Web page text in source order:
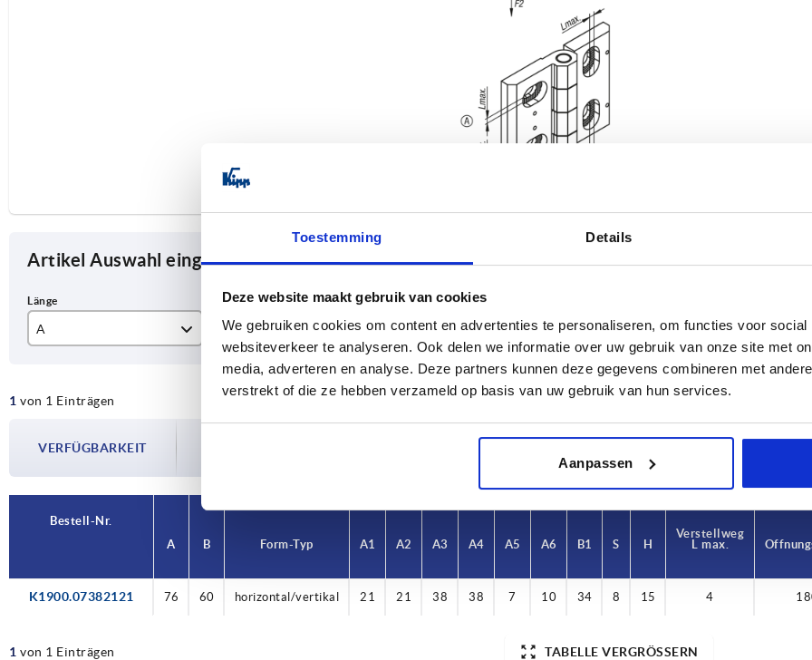
Toestemming Details
Deze website maakt gebruik van cookies
We gebruiken cookies om content en advertenties te personaliseren, om functies voor
websiteverkeer te analyseren. Ook delen we informatie over uw gebruik van onze site met
media, adverteren en analyse. Deze partners kunnen deze gegevens combineren met
verstrekt of die ze hebben verzameld op basis van uw gebruik van hun services.
Aanpassen
Artikel Auswahl eingrenzen
A
60
Form-Typ
horizontal/vertikal
A1
21
A2
21
1 von 1 Einträgen TABELLE VERGRÖSSERN
VERFÜGBARKEIT
1-3 Tage
Bestell-Nr.
A
B Form-Typ A1 A2 A3 A4 A5 A6 B1 S H
Verstellweg
L max.
K1900.07382121 76 60 horizontal/vertikal 21 21 38 38 7 10 34 8 15 4
1 von 1 Einträgen TABELLE VERGRÖSSERN